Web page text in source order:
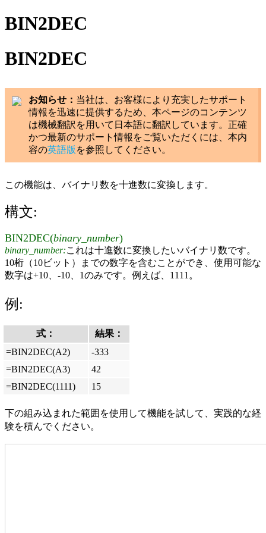
BIN2DEC
BIN2DEC
お知らせ： 当社は、お客様により充実したサポート
情報を迅速に提供するため、本ページのコンテンツ
は機械翻訳を用いて日本語に翻訳しています。正確
かつ最新のサポート情報をご覧いただくには、本内
容の英語版 を参照してください。
この機能は、バイナリ数を十進数に変換します。
構文:
BIN2DEC(binary_number)
binary_number:これは十進数に変換したいバイナリ数です。
10桁（10ビット）までの数字を含むことができ、使用可能な
数字は+10、-10、1のみです。例えば、1111。
例:
式：
結果：
=BIN2DEC(A2)
-333
=BIN2DEC(A3)
42
=BIN2DEC(1111)
15
下の組み込まれた範囲を使用して機能を試して、実践的な経
験を積んでください。